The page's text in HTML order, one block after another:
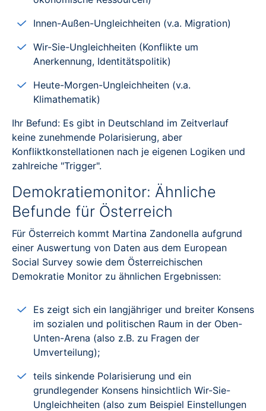
Innen-Außen-Ungleichheiten (v.a. Migration)
Wir-Sie-Ungleichheiten (Konflikte um
Anerkennung, Identitätspolitik)
Heute-Morgen-Ungleichheiten (v.a.
Klimathematik)
Ihr Befund: Es gibt in Deutschland im Zeitverlauf
keine zunehmende Polarisierung, aber
Konfliktkonstellationen nach je eigenen Logiken und
zahlreiche "Trigger".
Demokratiemonitor: Ähnliche
Befunde für Österreich
Für Österreich kommt Martina Zandonella aufgrund
einer Auswertung von Daten aus dem European
Social Survey sowie dem Österreichischen
Demokratie Monitor zu ähnlichen Ergebnissen:
Es zeigt sich ein langjähriger und breiter Konsens
im sozialen und politischen Raum in der Oben-
Unten-Arena (also z.B. zu Fragen der
Umverteilung);
teils sinkende Polarisierung und ein
grundlegender Konsens hinsichtlich Wir-Sie-
Ungleichheiten (also zum Beispiel Einstellungen